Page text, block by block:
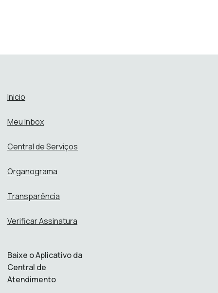
Inicio
Meu Inbox
Central de Serviços
Organograma
Transparência
Verificar Assinatura
Baixe o Aplicativo da
Central de
Atendimento